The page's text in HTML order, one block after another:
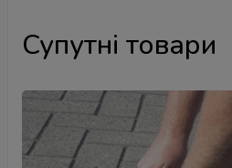
Супутні товари